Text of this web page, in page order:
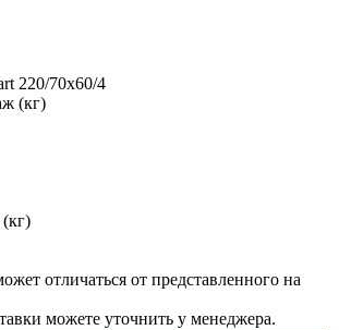
220/70х60/4
(кг)
отличаться от представленного на
можете уточнить у менеджера.